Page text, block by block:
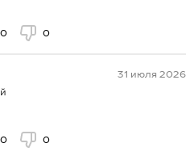
отличаться.
0 0
31 июля 2026
0 0